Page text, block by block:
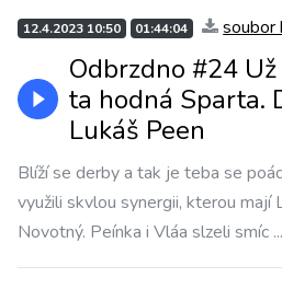
12.4.2023 10:50 01:44:04 soubor
Odbrzdno #24
ta hodná Sparta.
Lukáš Peen
Blíží se derby a tak je teba se
využili skvlou synergii, kterou mají
Novotný. Peínka i Vláa slzeli smíc ...